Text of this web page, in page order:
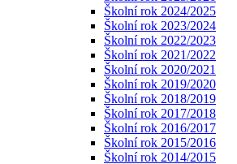
Školní rok 2024/2025
Školní rok 2023/2024
Školní rok 2022/2023
Školní rok 2021/2022
Školní rok 2020/2021
Školní rok 2019/2020
Školní rok 2018/2019
Školní rok 2017/2018
Školní rok 2016/2017
Školní rok 2015/2016
Školní rok 2014/2015